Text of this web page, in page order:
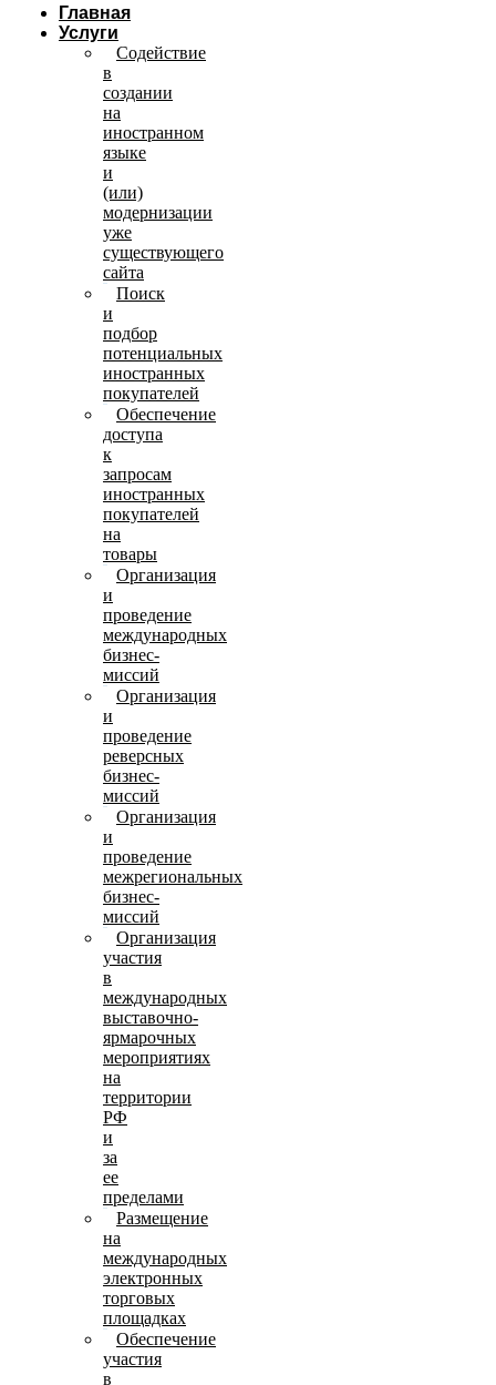
Главная
Услуги
Содействие
в
создании
на
иностранном
языке
и
(или)
модернизации
уже
существующего
сайта
Поиск
и
подбор
потенциальных
иностранных
покупателей
Обеспечение
доступа
к
запросам
иностранных
покупателей
на
товары
Организация
и
проведение
международных
бизнес-
миссий
Организация
и
проведение
реверсных
бизнес-
миссий
Организация
и
проведение
межрегиональных
бизнес-
миссий
Организация
участия
в
международных
выставочно-
ярмарочных
мероприятиях
на
территории
РФ
и
за
ее
пределами
Размещение
на
международных
электронных
торговых
площадках
Обеспечение
участия
в